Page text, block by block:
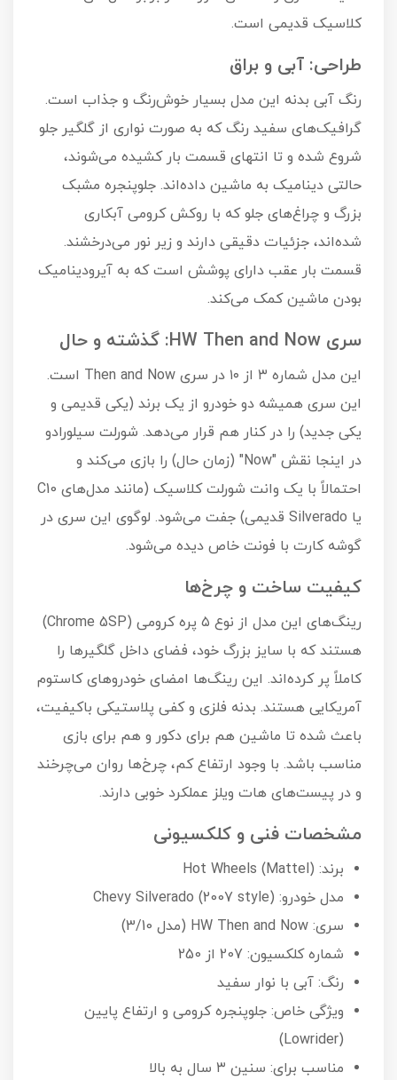
کلاسیک قدیمی است.
طراحی: آبی و براق
رنگ آبی بدنه این مدل بسیار خوش‌رنگ و جذاب است.
گرافیک‌های سفید رنگ که به صورت نواری از گلگیر جلو
شروع شده و تا انتهای قسمت بار کشیده می‌شوند،
حالتی دینامیک به ماشین داده‌اند. جلوپنجره مشبک
بزرگ و چراغ‌های جلو که با روکش کرومی آبکاری
شده‌اند، جزئیات دقیقی دارند و زیر نور می‌درخشند.
قسمت بار عقب دارای پوشش است که به آیرودینامیک
بودن ماشین کمک می‌کند.
سری HW Then and Now: گذشته و حال
این مدل شماره ۳ از ۱۰ در سری Then and Now است.
این سری همیشه دو خودرو از یک برند (یکی قدیمی و
یکی جدید) را در کنار هم قرار می‌دهد. شورلت سیلورادو
در اینجا نقش "Now" (زمان حال) را بازی می‌کند و
احتمالاً با یک وانت شورلت کلاسیک (مانند مدل‌های C10
یا Silverado قدیمی) جفت می‌شود. لوگوی این سری در
گوشه کارت با فونت خاص دیده می‌شود.
کیفیت ساخت و چرخ‌ها
رینگ‌های این مدل از نوع ۵ پره کرومی (Chrome 5SP)
هستند که با سایز بزرگ خود، فضای داخل گلگیرها را
کاملاً پر کرده‌اند. این رینگ‌ها امضای خودروهای کاستوم
آمریکایی هستند. بدنه فلزی و کفی پلاستیکی باکیفیت،
باعث شده تا ماشین هم برای دکور و هم برای بازی
مناسب باشد. با وجود ارتفاع کم، چرخ‌ها روان می‌چرخند
و در پیست‌های هات ویلز عملکرد خوبی دارند.
مشخصات فنی و کلکسیونی
برند: Hot Wheels (Mattel)
مدل خودرو: Chevy Silverado (2007 style)
سری: HW Then and Now (مدل 3/10)
شماره کلکسیون: 207 از 250
رنگ: آبی با نوار سفید
ویژگی خاص: جلوپنجره کرومی و ارتفاع پایین
(Lowrider)
مناسب برای: سنین ۳ سال به بالا